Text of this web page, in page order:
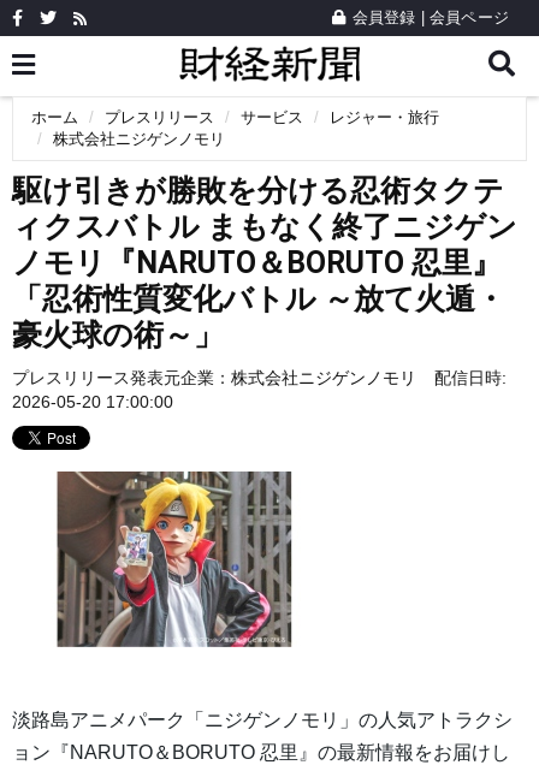
会員登録 会員ページ
ホーム プレスリリース サービス
レジャー・旅行
株式会社ニジゲンノモリ
駆け引きが勝敗を分ける忍術タクテ
ィクスバトル まもなく終了ニジゲン
ノモリ『NARUTO＆BORUTO 忍里』
「忍術性質変化バトル ～放て火遁・
豪火球の術～」
プレスリリース発表元企業： 株式会社ニジゲンノモリ
配信日時:
2026-05-20 17:00:00
淡路島アニメパーク「ニジゲンノモリ」の人気アトラクシ
ョン『NARUTO＆BORUTO 忍里』の最新情報をお届けし